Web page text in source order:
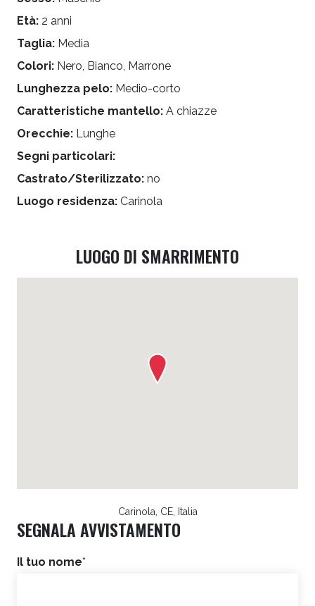
Età: 2 anni
Taglia: Media
Colori: Nero, Bianco, Marrone
Lunghezza pelo: Medio-corto
Caratteristiche mantello: A chiazze
Orecchie: Lunghe
Segni particolari:
Castrato/Sterilizzato: no
Luogo residenza: Carinola
LUOGO DI SMARRIMENTO
Carinola, CE, Italia
SEGNALA AVVISTAMENTO
Il tuo nome*